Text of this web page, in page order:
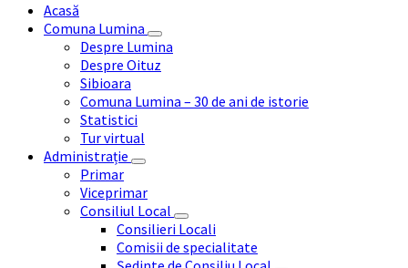
Acasă
Comuna Lumina
Despre Lumina
Despre Oituz
Sibioara
Comuna Lumina – 30 de ani de istorie
Statistici
Tur virtual
Administrație
Primar
Viceprimar
Consiliul Local
Consilieri Locali
Comisii de specialitate